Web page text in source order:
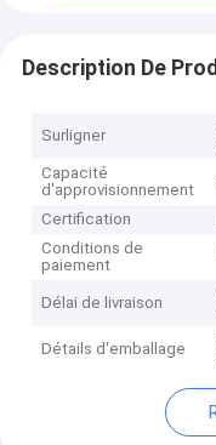
Description De
Surligner
Capacité
d'approvisionnement
Certification
Conditions de
paiement
Délai de livraison
Détails d'emballage